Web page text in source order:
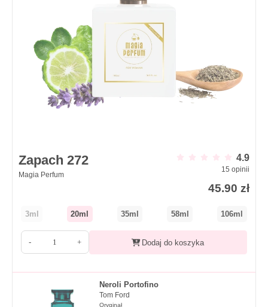
Zapach 272
Magia Perfum
4.9
15 opinii
45.90 zł
3ml 20ml 35ml 58ml 106ml
- + Dodaj do koszyka
Neroli Portofino
Tom Ford
Oryginał